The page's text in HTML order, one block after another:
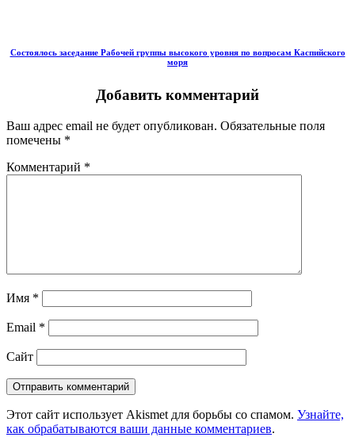
Состоялось заседание Рабочей группы высокого уровня по вопросам Каспийского
моря
Добавить комментарий
Ваш адрес email не будет опубликован. Обязательные поля
помечены *
Комментарий *
Имя *
Email *
Сайт
Этот сайт использует Akismet для борьбы со спамом. Узнайте,
как обрабатываются ваши данные комментариев.